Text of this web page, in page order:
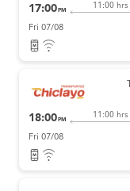
17:00 PM
11:00 hrs
Fri 07/08
18:00 PM
11:00 hrs
Fri 07/08